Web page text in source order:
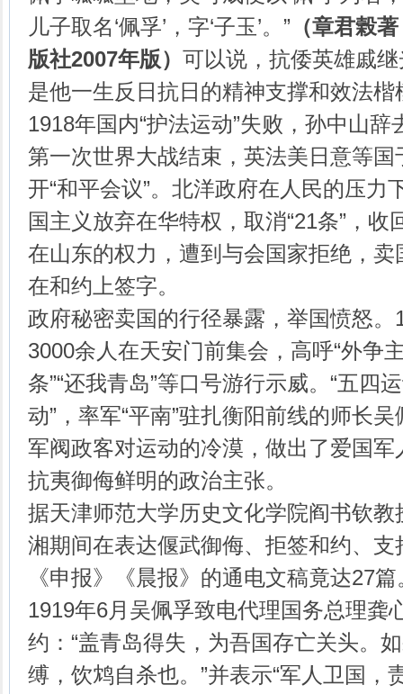
儿子取名‘佩孚’，字‘子玉’。” （章君榖
版社2007年版） 可以说，抗倭英雄戚
是他一生反日抗日的精神支撑和效法楷
1918年国内“护法运动”失败，孙中山
第一次世界大战结束，英法美日意等
开“和平会议”。北洋政府在人民的压力
国主义放弃在华特权，取消“21条”，
在山东的权力，遭到与会国家拒绝，
在和约上签字。
政府秘密卖国的行径暴露，举国愤怒
3000余人在天安门前集会，高呼“外争
条”“还我青岛”等口号游行示威。“五四
动”，率军“平南”驻扎衡阳前线的师长
军阀政客对运动的冷漠，做出了爱国
抗夷御侮鲜明的政治主张。
据天津师范大学历史文化学院阎书钦
湘期间在表达偃武御侮、拒签和约、
《申报》《晨报》的通电文稿竟达27
1919年6月吴佩孚致电代理国务总理龚
约：“盖青岛得失，为吾国存亡关头。
缚，饮鸩自杀也。”并表示“军人卫国，